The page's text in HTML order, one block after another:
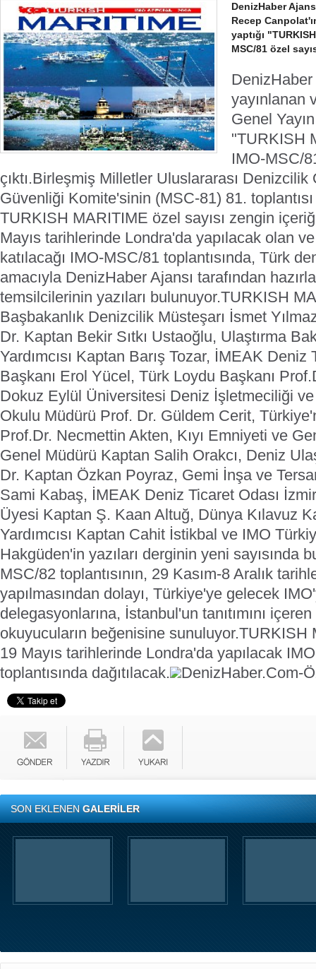
DenizHaber
Recep
yaptığı
MSC/81 özel
DenizHaber
yayınlanan
Genel
"TURKISH
IMO-MSC/
çıktı.Birleşmiş Milletler Uluslararası Denizcilik
Güvenliği Komite'sinin (MSC-81) 81.
TURKISH MARITIME özel sayısı zengin
Mayıs tarihlerinde Londra'da yapılacak olan
katılacağı IMO-MSC/81 toplantısında, Türk
amacıyla DenizHaber Ajansı tarafından
temsilcilerinin yazıları bulunuyor.TURKISH
Başbakanlık Denizcilik Müsteşarı İsmet
Dr. Kaptan Bekir Sıtkı Ustaoğlu, Ulaştırma
Yardımcısı Kaptan Barış Tozar, İMEAK Deniz
Başkanı Erol Yücel, Türk Loydu Başkanı
Dokuz Eylül Üniversitesi Deniz İşletmeciliği
Okulu Müdürü Prof. Dr. Güldem Cerit,
Prof.Dr. Necmettin Akten, Kıyı Emniyeti ve
Genel Müdürü Kaptan Salih Orakcı, Deniz
Dr. Kaptan Özkan Poyraz, Gemi İnşa ve
Sami Kabaş, İMEAK Deniz Ticaret Odası
Üyesi Kaptan Ş. Kaan Altuğ, Dünya Kılavuz
Yardımcısı Kaptan Cahit İstikbal ve IMO
Hakgüden'in yazıları derginin yeni sayısında
MSC/82 toplantısının, 29 Kasım-8 Aralık
yapılmasından dolayı, Türkiye'ye gelecek
delegasyonlarına, İstanbul'un tanıtımını
okuyucuların beğenisine sunuluyor.TURKISH
19 Mayıs tarihlerinde Londra'da yapılacak
toplantısında dağıtılacak.
DenizHaber.Com-
SON EKLENENGALERİLER